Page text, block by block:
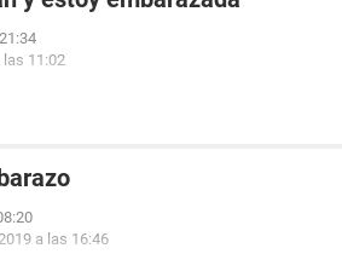
las 11:02
a las 16:46